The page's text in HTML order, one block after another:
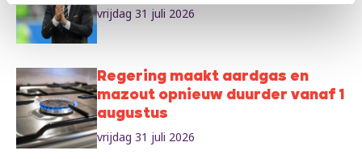
vrijdag 31 juli 2026
Regering maakt aardgas en
mazout opnieuw duurder vanaf 1
augustus
vrijdag 31 juli 2026